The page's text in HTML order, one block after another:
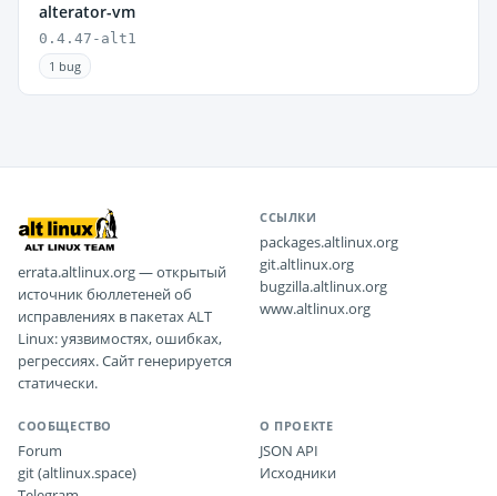
alterator-vm
0.4.47-alt1
1 bug
errata.altlinux.org — открытый
источник бюллетеней об
исправлениях в пакетах ALT
Linux: уязвимостях, ошибках,
регрессиях. Сайт генерируется
статически.
ССЫЛКИ
packages.altlinux.org
git.altlinux.org
bugzilla.altlinux.org
www.altlinux.org
СООБЩЕСТВО
Forum
git (altlinux.space)
О ПРОЕКТЕ
JSON API
Исходники